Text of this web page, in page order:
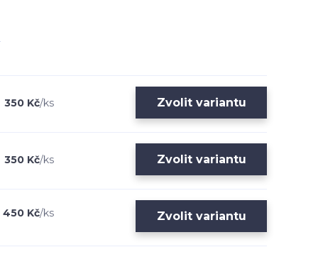
350 Kč/ks Zvolit variantu
350 Kč/ks Zvolit variantu
450 Kč/ks Zvolit variantu